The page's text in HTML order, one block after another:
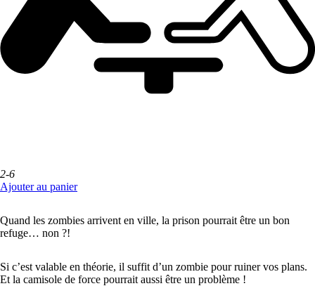
2-6
Ajouter au panier
Quand les zombies arrivent en ville, la prison pourrait être un bon
refuge… non ?!
Si c’est valable en théorie, il suffit d’un zombie pour ruiner vos plans.
Et la camisole de force pourrait aussi être un problème !